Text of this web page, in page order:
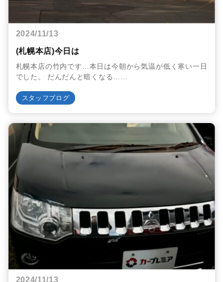
2024/11/13
(札幌本店)今日は
札幌本店の竹内です…本日は今朝から気温が低く寒い一日
でした。 だんだんと暗くなる……
スタッフブログ
2024/11/13